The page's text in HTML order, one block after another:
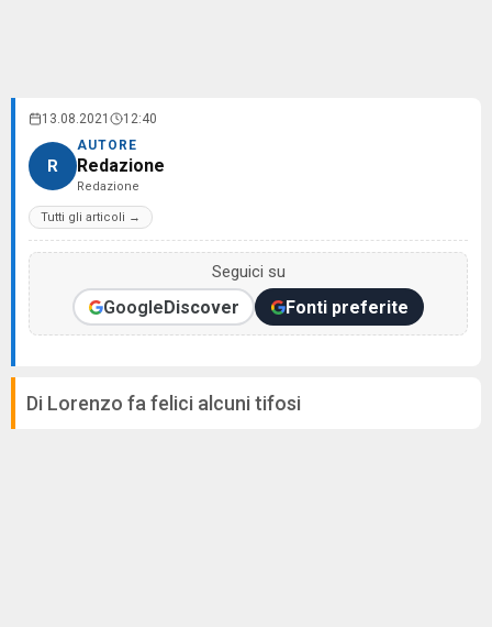
13.08.2021 12:40
R
AUTORE
Redazione
Redazione
Tutti gli articoli →
Seguici su
GoogleDiscover Fonti preferite
Di Lorenzo fa felici alcuni tifosi